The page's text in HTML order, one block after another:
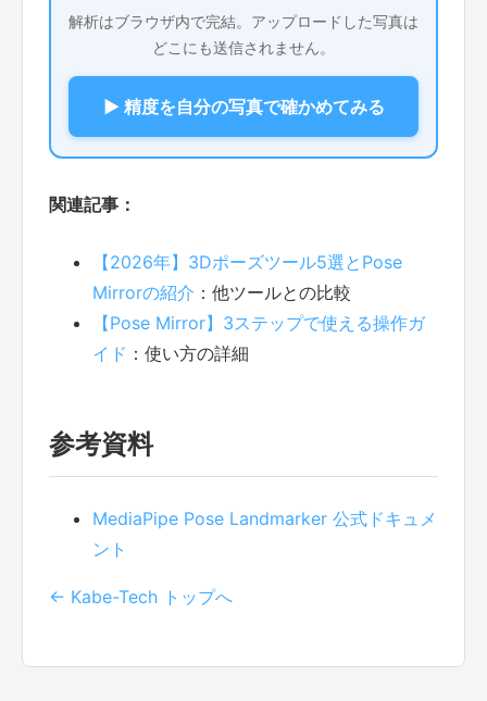
解析はブラウザ内で完結。アップロードした写真は
どこにも送信されません。
▶ 精度を自分の写真で確かめてみる
関連記事：
【2026年】3Dポーズツール5選とPose
Mirrorの紹介 ：他ツールとの比較
【Pose Mirror】3ステップで使える操作ガ
イド ：使い方の詳細
参考資料
MediaPipe Pose Landmarker 公式ドキュメ
ント
← Kabe-Tech トップへ